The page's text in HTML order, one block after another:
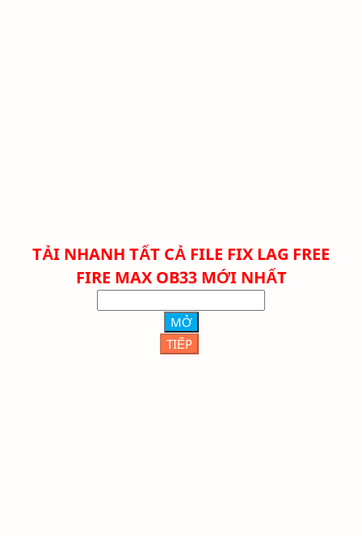
TẢI NHANH TẤT CẢ FILE FIX LAG FREE
FIRE MAXOB33 MỚI NHẤT
MỞ
TIẾP